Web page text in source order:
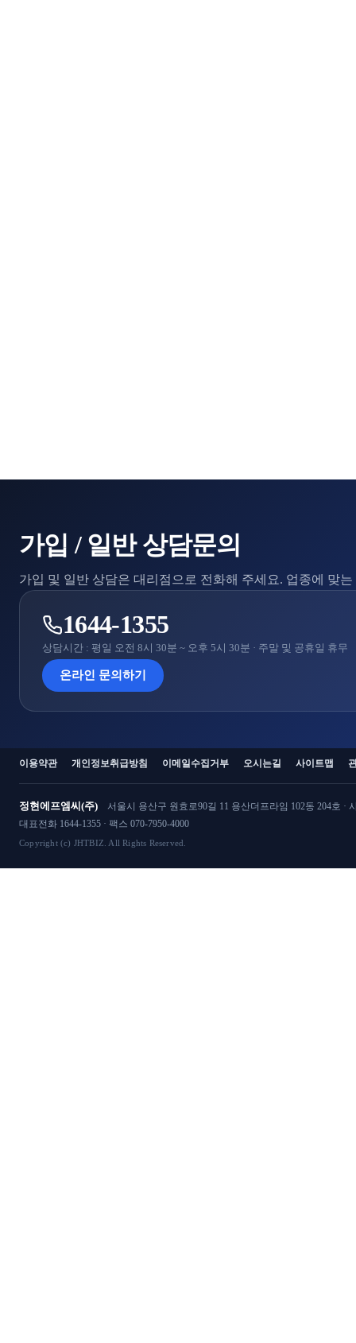
가입 / 일반 상담문의
가입 및 일반 상담은 대리점으로 전화해 주세요. 업종에 맞
1644-1355
상담시간 : 평일 오전 8시 30분 ~ 오후 5시 30분 · 주말 및 공휴일 휴무
온라인 문의하기
이용약관 개인정보취급방침 이메일수집거부 오시는길 사이트맵
정현에프엠씨(주)
서울시 용산구 원효로90길 11 용산더프라임 102동 204호 ·
대표전화 1644-1355 · 팩스 070-7950-4000
Copyright (c) JHTBIZ. All Rights Reserved.